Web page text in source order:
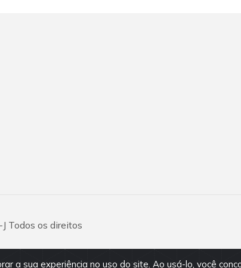
a sua experiência no uso do site. Ao usá-lo, você
Todos os direitos